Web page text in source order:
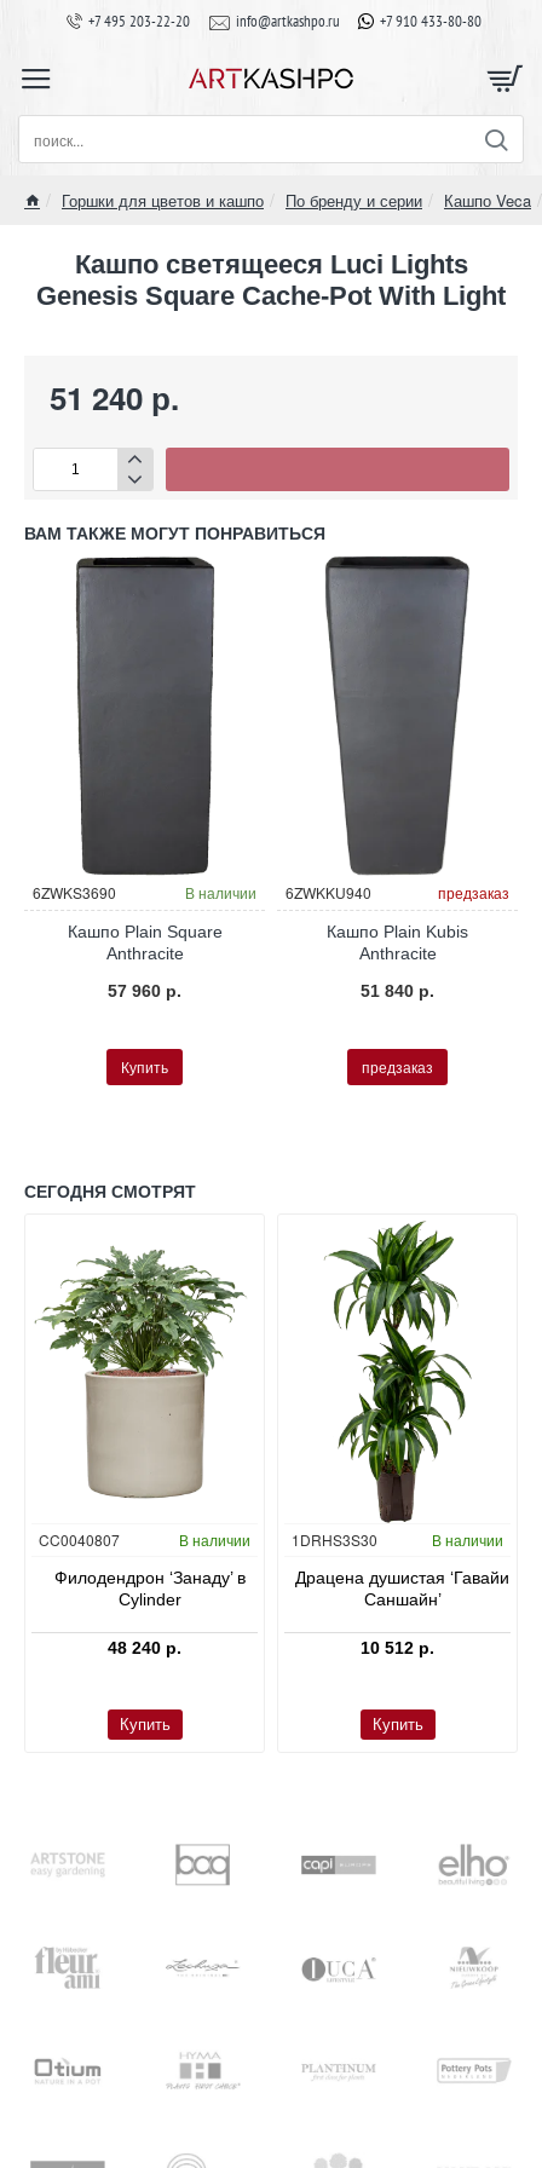
+7 495 203-22-20 info@artkashpo.ru +7 910 433-80-80
поиск...
Горшки для цветов и кашпо По бренду и серии Кашпо Veca
Кашпо светящееся Luci Lights
Genesis Square Cache-Pot With Light
51 240 р.
ВАМ ТАКЖЕ МОГУТ ПОНРАВИТЬСЯ
6ZWKS3690 В наличии
Кашпо Plain Square
Anthracite
57 960 р.
Купить
6ZWKKU940 предзаказ
Кашпо Plain Kubis
Anthracite
51 840 р.
предзаказ
СЕГОДНЯ СМОТРЯТ
CC0040807 В наличии
Филодендрон ‘Занаду’ в
Cylinder
48 240 р.
Купить
Гидропоника
1DRHS3S30 В наличии
Драцена душистая ‘Гавайи
Саншайн’
10 512 р.
Купить